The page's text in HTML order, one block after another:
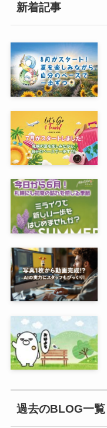
新着記事
過去のBLOG一覧